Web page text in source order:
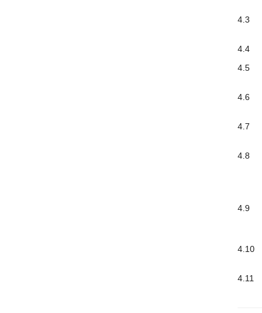
4.3
4.4
4.5
4.6
4.7
4.8
4.9
4.10
4.11